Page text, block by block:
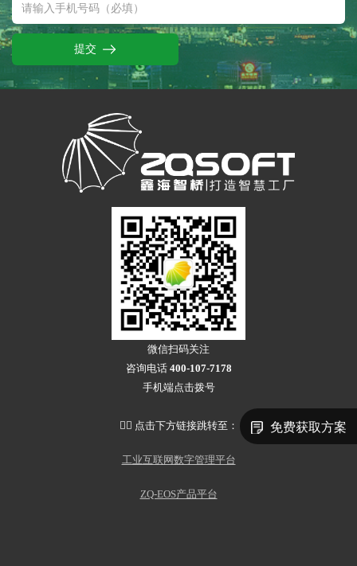
提交
微信扫码关注
咨询电话 400-107-7178
手机端点击拨号
👇🏻 点击下方链接跳转至：
工业互联网数字管理平台
ZQ-EOS产品平台
免费获取方案